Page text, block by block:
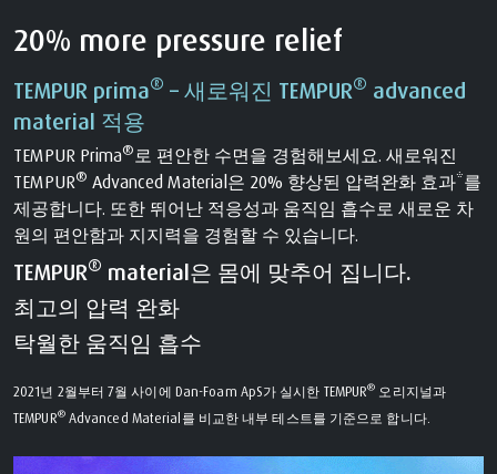
20% more pressure relief
TEMPUR prima® – 새로워진 TEMPUR® advanced
material 적용
TEMPUR Prima® ️로 편안한 수면을 경험해보세요. 새로워진
TEMPUR® Advanced Material은 20% 향상된 압력완화 효과*를
제공합니다. 또한 뛰어난 적응성과 움직임 흡수로 새로운 차
원의 편안함과 지지력을 경험할 수 있습니다.
TEMPUR® material은 몸에 맞추어 집니다.
최고의 압력 완화
탁월한 움직임 흡수
2021년 2월부터 7월 사이에 Dan-Foam ApS가 실시한 TEMPUR® 오리지널과
TEMPUR®Advanced Material를 비교한 내부 테스트를 기준으로 합니다.